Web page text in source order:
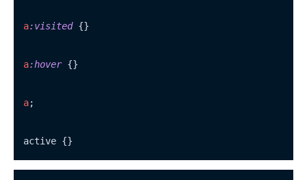
a:visited {}
a:hover {}
a;